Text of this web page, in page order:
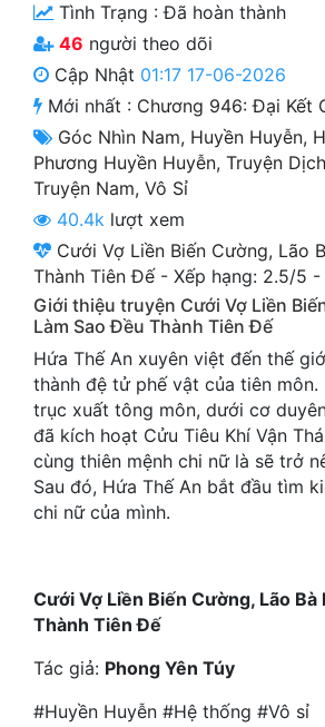
Cung Đấu
Cổ Tiên Hiệp
Cổ Đại
Du Hí
Dã Sử
Dị Giới
Dị Năng
Gia Đấu
Góc Nhìn Nam
Góc Nhìn Nữ
Huyền Ảo
Hài Hước
Hệ Thống
Tình Trạng :Đã hoàn thành
46 người theo dõi
Cập Nhật 01:17 17-06-2026
Mới nhất : Chương 946: Đại Kết
Góc Nhìn Nam, Huyền Huyễn,
Phương Huyền Huyễn, Truyện Dịch
Truyện Nam, Vô Sỉ
40.4k lượt xem
Cưới Vợ Liền Biến Cường, Lão
Thành Tiên Đế - Xếp hạng: 2.5/5 -
Giới thiệu truyện Cưới Vợ Liền
Làm Sao Đều Thành Tiên Đế
Hứa Thế An xuyên việt đến thế
thành đệ tử phế vật của tiên môn.
trục xuất tông môn, dưới cơ
đã kích hoạt Cửu Tiêu Khí Vận
cùng thiên mệnh chi nữ là sẽ trở
Sau đó, Hứa Thế An bắt đầu tìm
chi nữ của mình.
Cưới Vợ Liền Biến Cường, Lão Bà
Thành Tiên Đế
Tác giả: Phong Yên Túy
#Huyền Huyễn #Hệ thống #Vô sỉ